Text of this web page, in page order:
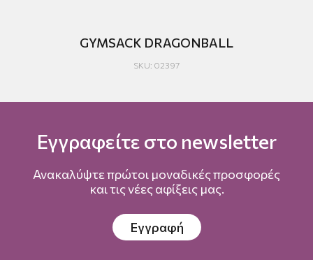
GYMSACK DRAGONBALL
SKU: 02397
Εγγραφείτε στο newsletter
Ανακαλύψτε πρώτοι μοναδικές προσφορές
και τις νέες αφίξεις μας.
Εγγραφή